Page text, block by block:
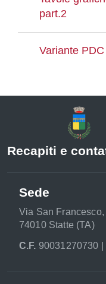
part.2
Variante
Recapiti e
Sede
Via San Francesco,
74010 Statte (TA)
C.F. 90031270730 |